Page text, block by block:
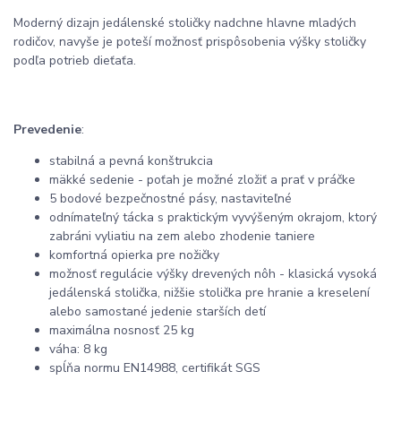
Moderný dizajn jedálenské stoličky nadchne hlavne mladých
rodičov, navyše je poteší možnosť prispôsobenia výšky stoličky
podľa potrieb dieťaťa.
Prevedenie:
stabilná a pevná konštrukcia
mäkké sedenie - poťah je možné zložiť a prať v práčke
5 bodové bezpečnostné pásy, nastaviteľné
odnímateľný tácka s praktickým vyvýšeným okrajom, ktorý
zabráni vyliatiu na zem alebo zhodenie taniere
komfortná opierka pre nožičky
možnosť regulácie výšky drevených nôh - klasická vysoká
jedálenská stolička, nižšie stolička pre hranie a kreselení
alebo samostané jedenie starších detí
maximálna nosnosť 25 kg
váha: 8 kg
spĺňa normu EN14988, certifikát SGS